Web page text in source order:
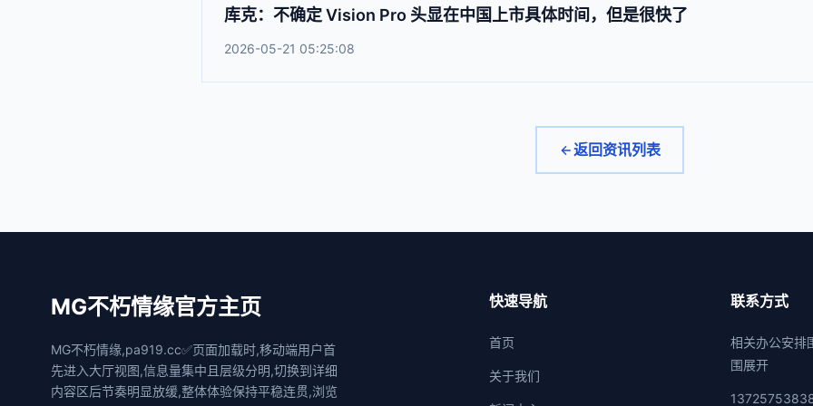
库克：不确定 Vision Pro 头显在中国上市具体时间，但是很快了
2026-05-21 05:25:08
返回资讯列表
MG不朽情缘官方主页
MG不朽情缘,pa919.cc✅页面加载时,移动端用户首
先进入大厅视图,信息量集中且层级分明,切换到详细
内容区后节奏明显放缓,整体体验保持平稳连贯,浏览
快速导航
首页
关于我们
联系方式
相关办公安排
围展开